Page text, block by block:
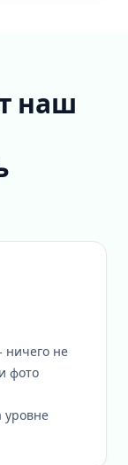
наш
ничего не
фото
уровне